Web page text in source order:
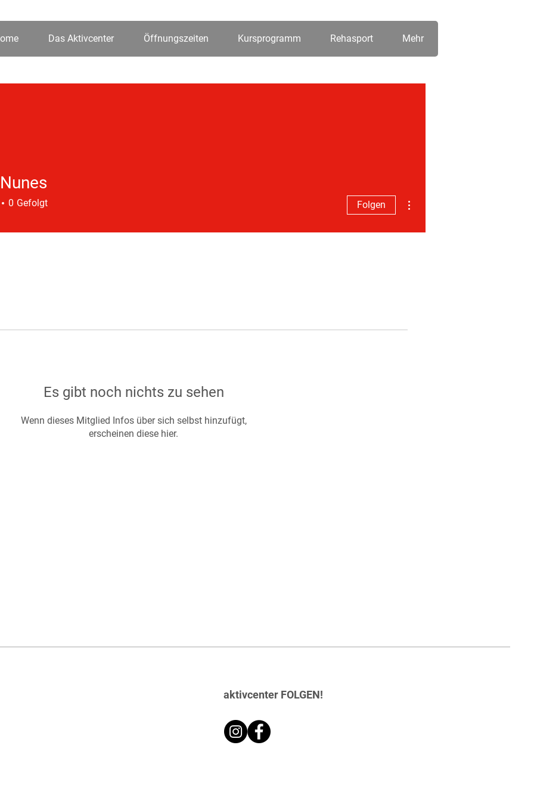
Das Aktivcenter Öffnungszeiten Kursprogramm Rehasport Mehr
Es gibt noch nichts zu sehen
Wenn dieses Mitglied Infos über sich selbst hinzufügt,
erscheinen diese hier.
0 Gefolgt Folgen
aktivcenter FOLGEN!